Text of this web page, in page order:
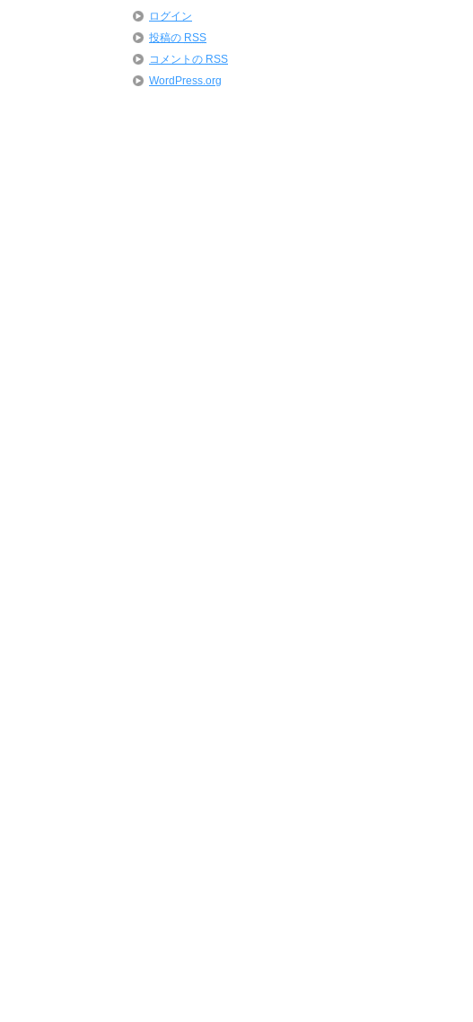
ログイン
投稿の RSS
コメントの RSS
WordPress.org